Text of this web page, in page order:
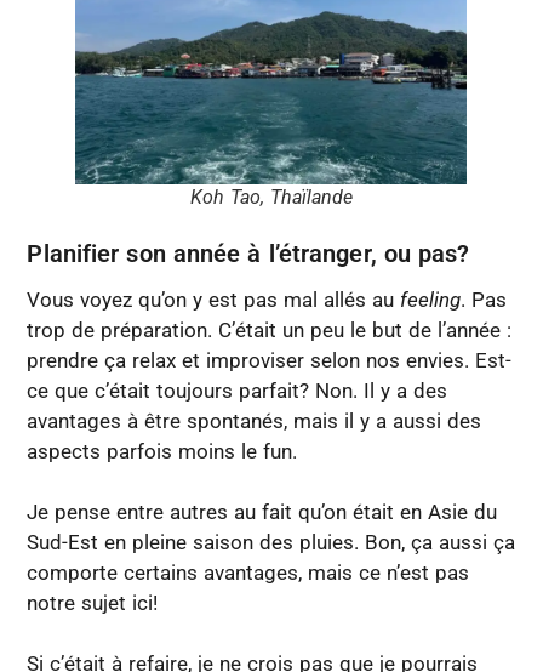
Koh Tao, Thaïlande
Planifier son année à l’étranger, ou pas?
Vous voyez qu’on y est pas mal allés au feeling. Pas
trop de préparation. C’était un peu le but de l’année :
prendre ça relax et improviser selon nos envies. Est-
ce que c’était toujours parfait? Non. Il y a des
avantages à être spontanés, mais il y a aussi des
aspects parfois moins le fun.
Je pense entre autres au fait qu’on était en Asie du
Sud-Est en pleine saison des pluies. Bon, ça aussi ça
comporte certains avantages, mais ce n’est pas
notre sujet ici!
Si c’était à refaire, je ne crois pas que je pourrais